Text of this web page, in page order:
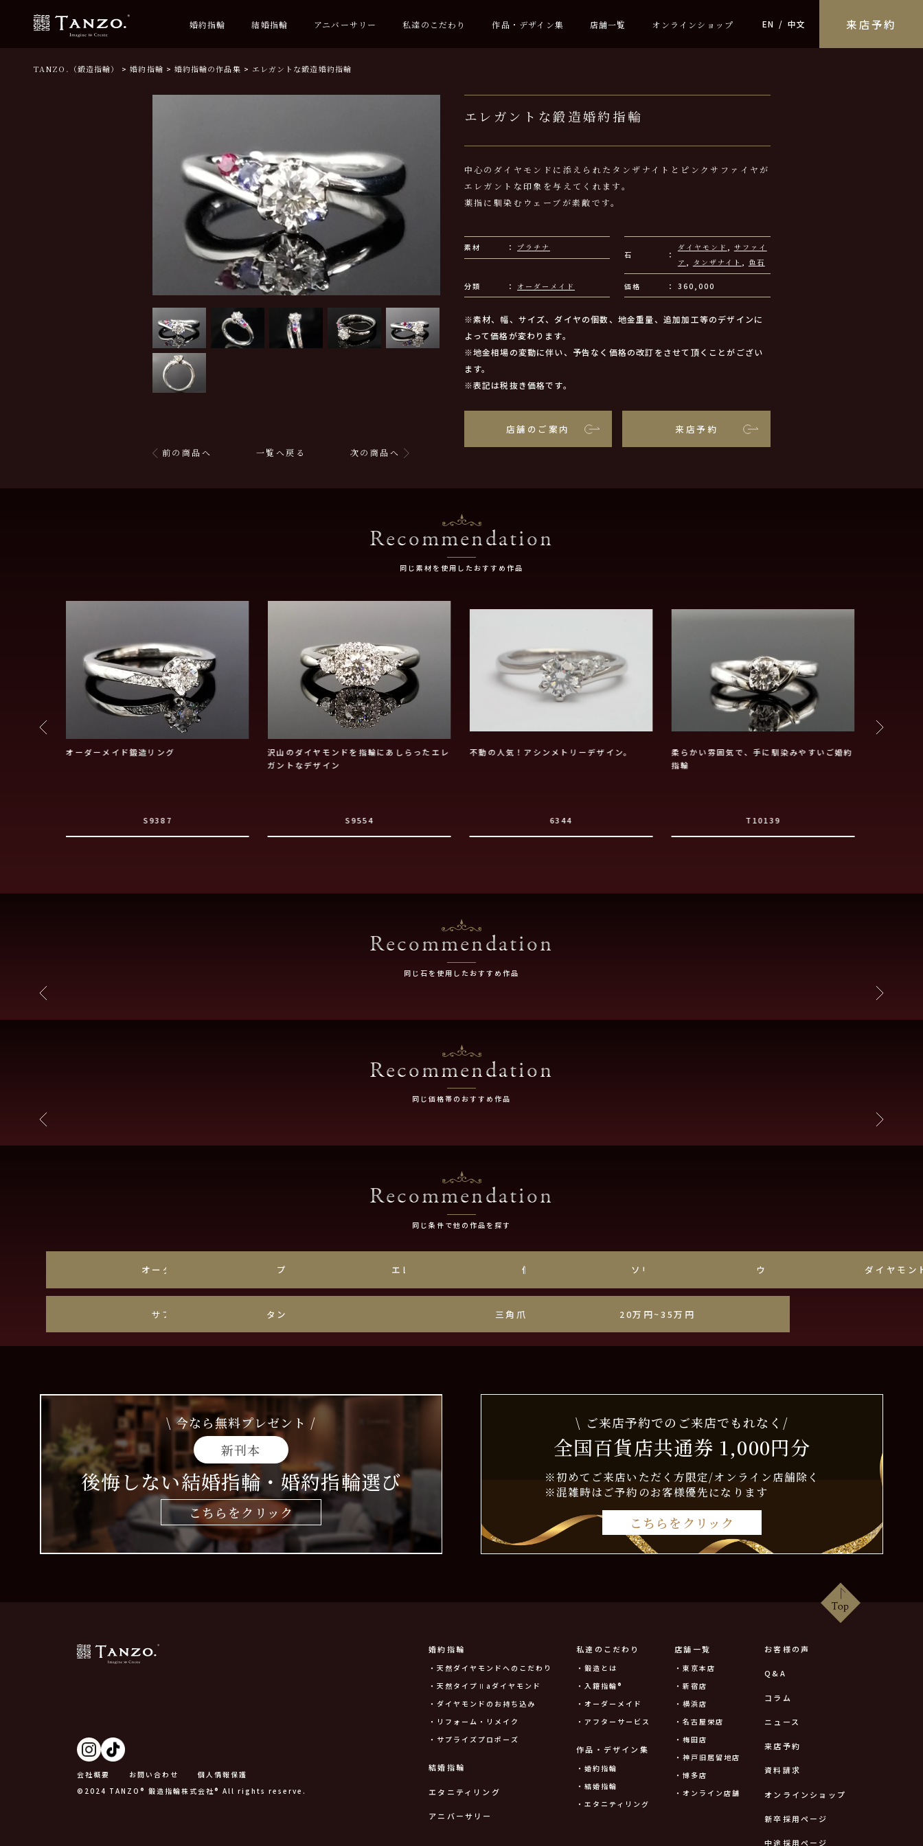
来店予約
婚約指輪 結婚指輪 アニバーサリー 私達のこだわり 作品・デザイン集 店舗一覧 オンラインショップ EN 中文
TANZO.（鍛造指輪） 婚約指輪 婚約指輪の作品集 エレガントな鍛造婚約指輪
エレガントな鍛造婚約指輪
中心のダイヤモンドに添えられたタンザナイトとピンクサファイヤが
エレガントな印象を与えてくれます。
薬指に馴染むウェーブが素敵です。
素材 プラチナ
石
ダイヤモンド , サファイ
ア , タンザナイト , 色石
分類 オーダーメイド 価格 360,000
※素材、幅、サイズ、ダイヤの個数、地金重量、追加加工等のデザインに
よって価格が変わります。
※地金相場の変動に伴い、予告なく価格の改訂をさせて頂くことがござい
ます。
※表記は税抜き価格です。
店舗のご案内 来店予約
前の商品へ 一覧へ戻る 次の商品へ
Recommendation
同じ素材を使用したおすすめ作品
オーダーメイド鍛造リング
S9387
沢山のダイヤモンドを指輪にあしらったエレ
ガントなデザイン
S9554
不動の人気！アシンメトリーデザイン。
6344
柔らかい雰囲気で、手に馴染みやすいご婚約
指輪
T10139
Recommendation
同じ石を使用したおすすめ作品
Recommendation
同じ価格帯のおすすめ作品
Recommendation
同じ条件で他の作品を探す
オーダーメイド プラチナ エレガント 個性派 ソリティア ウェーブ ダイヤモン
サファイア タンザナイト 三角爪・しずく爪 20万円~35万円
\ 今なら無料プレゼント /
新刊本
後悔しない結婚指輪・婚約指輪選び
こちらをクリック
\ ご来店予約でのご来店でもれなく/
全国百貨店共通券 1,000円分
※初めてご来店いただく方限定/オンライン店舗除く
※混雑時はご予約のお客様優先になります
こちらをクリック
会社概要 お問い合わせ
個人情報保護
©2024 TANZO® 鍛造指輪株式会社® All rights reserve.
婚約指輪
・天然ダイヤモンドへのこだわり
・天然タイプⅡaダイヤモンド
・ダイヤモンドのお持ち込み
・リフォーム・リメイク
・サプライズプロポーズ
結婚指輪
エタニティリング
アニバーサリー
私達のこだわり
・鍛造とは
・入籍指輪®
・オーダーメイド
・アフターサービス
作品・デザイン集
・婚約指輪
・結婚指輪
・エタニティリング
店舗一覧
・東京本店
・新宿店
・横浜店
・名古屋栄店
・梅田店
・神戸旧居留地店
・博多店
・オンライン店舗
お客様の声
Q&A
コラム
ニュース
来店予約
資料請求
オンラインショップ
新卒採用ページ
中途採用ページ